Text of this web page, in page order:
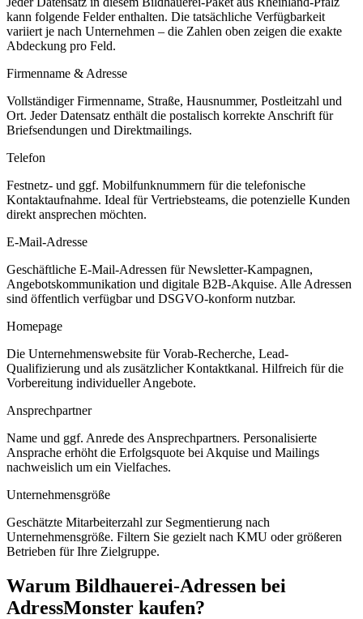
kann folgende Felder enthalten. Die tatsächliche Verfügbarkeit
variiert je nach Unternehmen – die Zahlen oben zeigen die exakte
Abdeckung pro Feld.
Firmenname & Adresse
Vollständiger Firmenname, Straße, Hausnummer, Postleitzahl und
Ort. Jeder Datensatz enthält die postalisch korrekte Anschrift für
Briefsendungen und Direktmailings.
Telefon
Festnetz- und ggf. Mobilfunknummern für die telefonische
Kontaktaufnahme. Ideal für Vertriebsteams, die potenzielle Kunden
direkt ansprechen möchten.
E-Mail-Adresse
Geschäftliche E-Mail-Adressen für Newsletter-Kampagnen,
Angebotskommunikation und digitale B2B-Akquise. Alle Adressen
sind öffentlich verfügbar und DSGVO-konform nutzbar.
Homepage
Die Unternehmenswebsite für Vorab-Recherche, Lead-
Qualifizierung und als zusätzlicher Kontaktkanal. Hilfreich für die
Vorbereitung individueller Angebote.
Ansprechpartner
Name und ggf. Anrede des Ansprechpartners. Personalisierte
Ansprache erhöht die Erfolgsquote bei Akquise und Mailings
nachweislich um ein Vielfaches.
Unternehmensgröße
Geschätzte Mitarbeiterzahl zur Segmentierung nach
Unternehmensgröße. Filtern Sie gezielt nach KMU oder größeren
Betrieben für Ihre Zielgruppe.
Warum Bildhauerei-Adressen bei
AdressMonster kaufen?